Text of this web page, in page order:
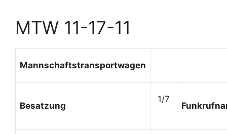
MTW 11-17-11
Mannschaftstransportwagen
Besatzung
1/7